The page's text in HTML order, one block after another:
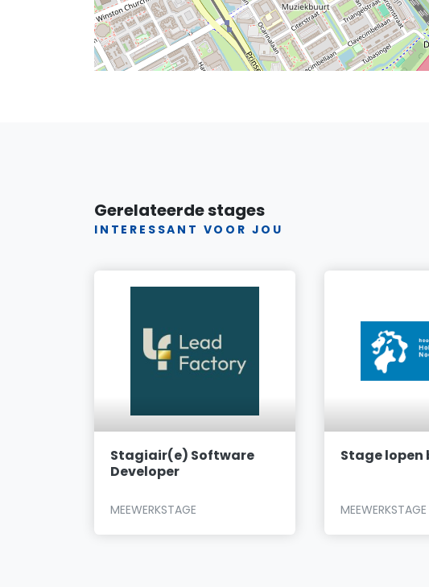
Gerelateerde stages
INTERESSANT VOOR JOU
Stagiair(e) Software
Developer
MEEWERKSTAGE
Stage lopen
MEEWERKSTAGE